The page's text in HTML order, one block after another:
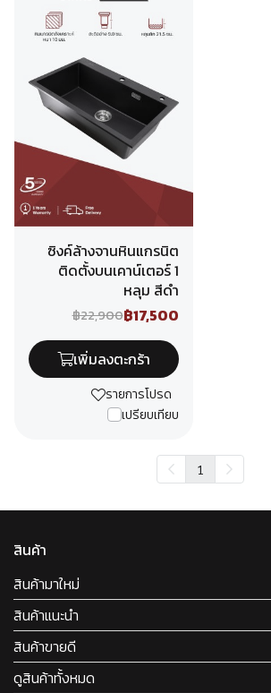
ซิงค์ล้างจานหินแกรนิต
ติดตั้งบนเคาน์เตอร์ 1
หลุม สีดำ
฿22,900฿17,500
เพิ่มลงตะกร้า
รายการโปรด
เปรียบเทียบ
1
สินค้า
สินค้ามาใหม่
สินค้าแนะนำ
สินค้าขายดี
ดูสินค้าทั้งหมด